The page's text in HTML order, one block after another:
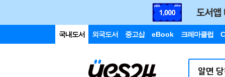
국내도서 외국도서 중고샵 eBook 크레마클럽